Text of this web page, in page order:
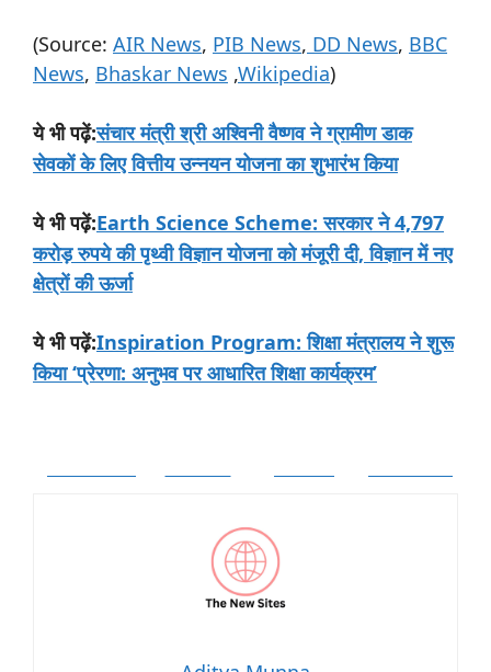
(Source: AIR News, PIB News, DD News, BBC
News, Bhaskar News ,Wikipedia)
ये भी पढ़ें:संचार मंत्री श्री अश्विनी वैष्णव ने ग्रामीण डाक
सेवकों के लिए वित्तीय उन्नयन योजना का शुभारंभ किया
ये भी पढ़ें:Earth Science Scheme: सरकार ने 4,797
करोड़ रुपये की पृथ्वी विज्ञान योजना को मंजूरी दी, विज्ञान में नए
क्षेत्रों की ऊर्जा
ये भी पढ़ें:Inspiration Program: शिक्षा मंत्रालय ने शुरू
किया ‘प्रेरणा: अनुभव पर आधारित शिक्षा कार्यक्रम’